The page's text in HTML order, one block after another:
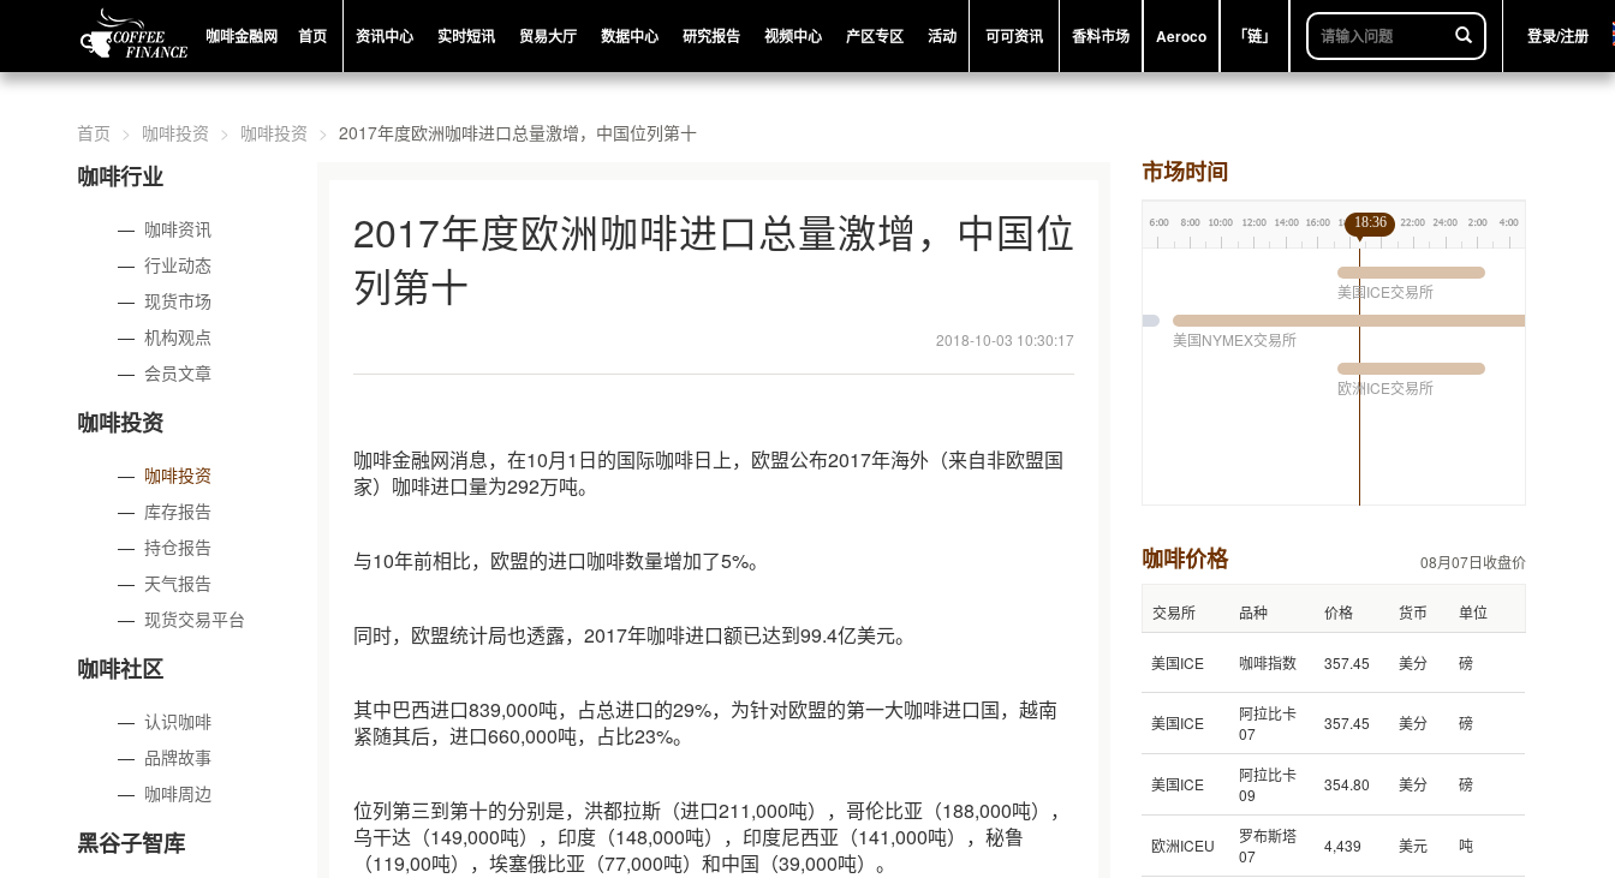
咖啡金融网 首页 资讯中心 实时短讯 贸易大厅 数据中心 研究报告 视频中心 产区专区 活动 可可资讯 香料市场 Aeroco 「链」 登录/注册
首页 咖啡投资 咖啡投资 2017年度欧洲咖啡进口总量激增，中国位列第十
咖啡行业
— 咖啡资讯
—行业动态
—现货市场
—机构观点
—会员文章
咖啡投资
— 咖啡投资
— 库存报告
—持仓报告
— 天气报告
—现货交易平台
咖啡社区
—认识咖啡
— 品牌故事
— 咖啡周边
黑谷子智库
2017年度欧洲咖啡进口总量激增，中国位
列第十
2018-10-03 10:30:17
咖啡金融网消息，在10月1日的国际咖啡日上，欧盟公布2017年海外（来自非欧盟国
家）咖啡进口量为292万吨。
与10年前相比，欧盟的进口咖啡数量增加了5%。
同时，欧盟统计局也透露，2017年咖啡进口额已达到99.4亿美元。
其中巴西进口839,000吨，占总进口的29%，为针对欧盟的第一大咖啡进口国，越南
紧随其后，进口660,000吨，占比23%。
位列第三到第十的分别是，洪都拉斯（进口211,000吨），哥伦比亚（188,000吨），
乌干达（149,000吨），印度（148,000吨），印度尼西亚（141,000吨），秘鲁
（119,00吨），埃塞俄比亚（77,000吨）和中国（39,000吨）。
市场时间
美国ICE交易所
美国NYMEX交易所
欧洲ICE交易所
18:36
咖啡价格 08月07日收盘价
交易所 品种 价格 货币 单位
美国ICE 咖啡指数 357.45 美分 磅
美国ICE
阿拉比卡
07
357.45 美分 磅
美国ICE
阿拉比卡
09
354.80 美分 磅
欧洲ICEU
罗布斯塔
07
4,439 美元 吨